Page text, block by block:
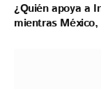
¿Quién apoya a
mientras